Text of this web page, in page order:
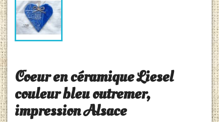
Coeur en céramique Liesel
couleur bleu outremer,
impression Alsace